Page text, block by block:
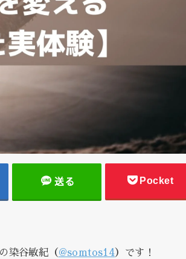
送る Pocket
染谷敏紀（@somtos14）です！